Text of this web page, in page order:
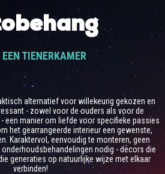
EEN TIENERKAMER
alternatief voor willekeurig gekozen en
- zowel voor de ouders als voor de
een manier om liefde voor specifieke passies
het gearrangeerde interieur een gewenste,
Karaktervol, eenvoudig te monteren, geen
nodig - decors die
generaties op natuurlijke wijze met elkaar
verbinden!